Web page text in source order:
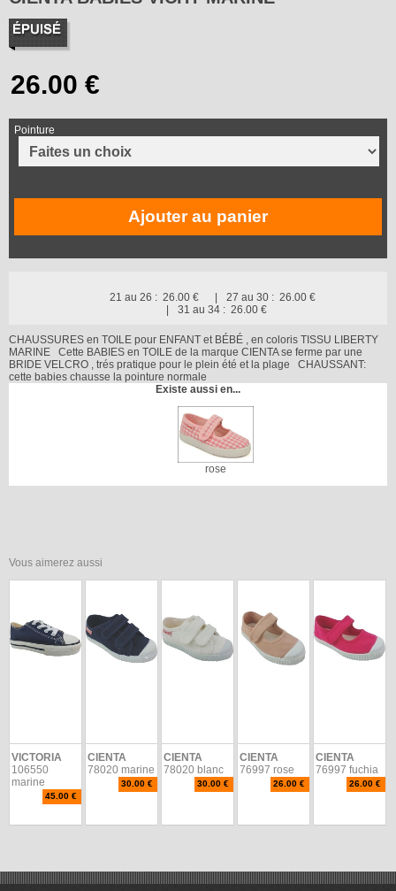
Pointure
Ajouter au panier
21 au 26 : 26.00 € 27 au 30 : 26.00 €
31 au 34 : 26.00 €
CHAUSSURES en TOILE pour ENFANT et BÉBÉ , en coloris TISSU LIBERTY
MARINE Cette BABIES en TOILE de la marque CIENTA se ferme par une
BRIDE VELCRO , trés pratique pour le plein été et la plage CHAUSSANT:
cette babies chausse la pointure normale
Existe aussi en...
rose
Vous aimerez aussi
VICTORIA
106550
marine
45.00 €
CIENTA
78020 marine
30.00 €
CIENTA
78020 blanc
30.00 €
CIENTA
76997 rose
26.00 €
CIENTA
76997 fuchia
26.00 €